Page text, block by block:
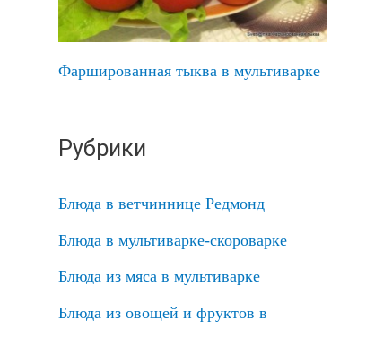
Фаршированная тыква в мультиварке
Рубрики
Блюда в ветчиннице Редмонд
Блюда в мультиварке-скороварке
Блюда из мяса в мультиварке
Блюда из овощей и фруктов в